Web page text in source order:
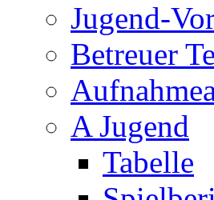
Jugend-
Betreuer
A Jugend
Tabelle